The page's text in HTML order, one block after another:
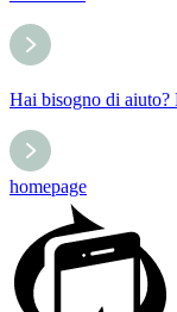
Hai bisogno di aiuto?
homepage